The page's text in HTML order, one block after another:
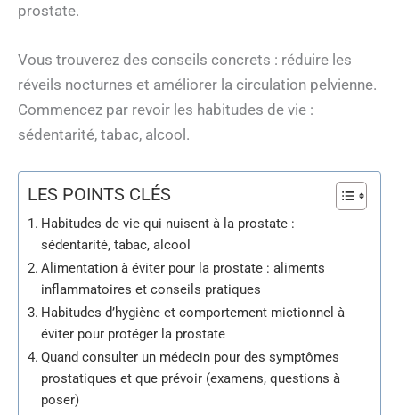
prostate.
Vous trouverez des conseils concrets : réduire les
réveils nocturnes et améliorer la circulation pelvienne.
Commencez par revoir les habitudes de vie :
sédentarité, tabac, alcool.
LES POINTS CLÉS
Habitudes de vie qui nuisent à la prostate :
sédentarité, tabac, alcool
Alimentation à éviter pour la prostate : aliments
inflammatoires et conseils pratiques
Habitudes d’hygiène et comportement mictionnel à
éviter pour protéger la prostate
Quand consulter un médecin pour des symptômes
prostatiques et que prévoir (examens, questions à
poser)